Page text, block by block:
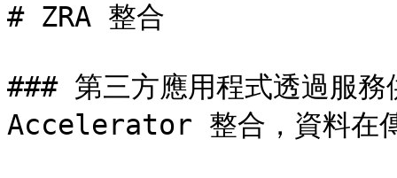
# ZRA 整合
### 第三方應用程式透過服
Accelerator 整合，資料在